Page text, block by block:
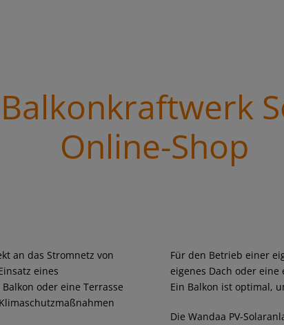
Online-Shop
an das Stromnetz von
eines
oder eine Terrasse
Für den Betrieb einer
eigenes Dach oder
Ein Balkon ist optimal,
Die Wandaa PV-